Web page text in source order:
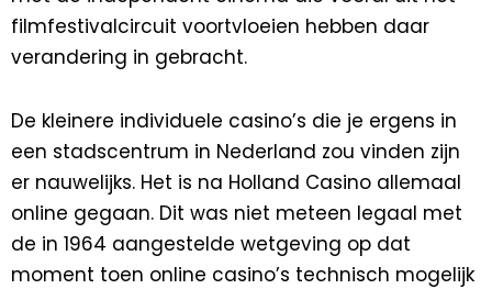
filmfestivalcircuit voortvloeien hebben daar
verandering in gebracht.
De kleinere individuele casino’s die je ergens in
een stadscentrum in Nederland zou vinden zijn
er nauwelijks. Het is na Holland Casino allemaal
online gegaan. Dit was niet meteen legaal met
de in 1964 aangestelde wetgeving op dat
moment toen online casino’s technisch mogelijk